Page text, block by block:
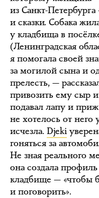
из Санкт-
и сказки. Собака
у кладбища в
(Ленинградская
я помогала своей
за могилой сына и
прелесть, —
привозить ему сыр и
подавал лапу и
не хотелось от него
исчезла. Djeki
гоняться за
Не зная реального
она создала
кладбище — «чтобы
и поговорить».